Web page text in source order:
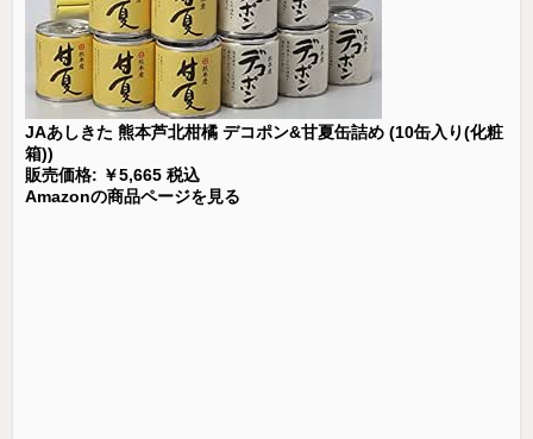
JAあしきた 熊本芦北柑橘 デコポン&甘夏缶詰め (10缶入り(化粧
箱))
販売価格: ￥5,665 税込
Amazonの商品ページを見る